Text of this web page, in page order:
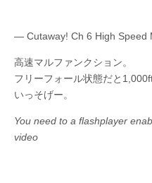
— Cutaway! Ch 6 High Speed
高速マルファンクション。
フリーフォール状態だと
いっそげー。
You need to a flashplayer
video